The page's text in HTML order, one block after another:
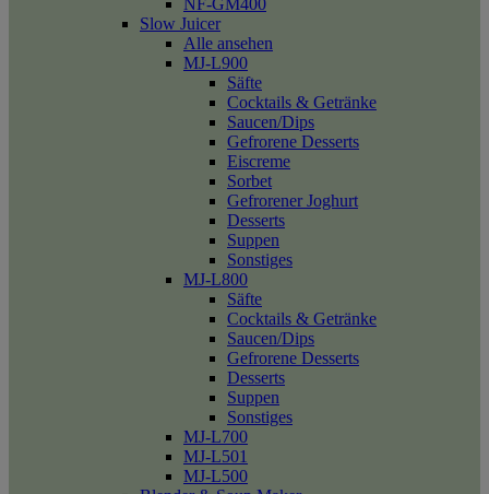
NF-GM400
Slow Juicer
Alle ansehen
MJ-L900
Säfte
Cocktails & Getränke
Saucen/Dips
Gefrorene Desserts
Eiscreme
Sorbet
Gefrorener Joghurt
Desserts
Suppen
Sonstiges
MJ-L800
Säfte
Cocktails & Getränke
Saucen/Dips
Gefrorene Desserts
Desserts
Suppen
Sonstiges
MJ-L700
MJ-L501
MJ-L500